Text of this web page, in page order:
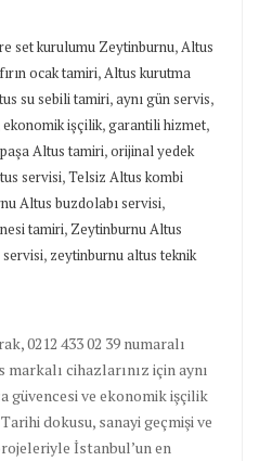
set kurulumu Zeytinburnu,Altus
ocak tamiri,Altus kurutma
su sebili tamiri,aynı gün servis,
ekonomik işçilik,garantili hizmet,
Altus tamiri,orijinal yedek
servisi,Telsiz Altus kombi
Altus buzdolabı servisi,
tamiri, Zeytinburnu Altus
, zeytinburnu altus teknik
0212 433 02 39 numaralı
cihazlarınız için aynı
güvencesi ve ekonomik işçilik
dokusu, sanayi geçmişi ve
İstanbul’un en